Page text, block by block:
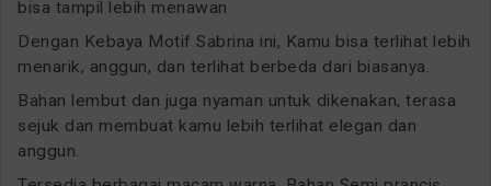
bisa tampil lebih menawan
Dengan Kebaya Motif Sabrina ini, Kamu bisa terlihat lebih
menarik, anggun, dan terlihat berbeda dari biasanya.
Bahan lembut dan juga nyaman untuk dikenakan, terasa
sejuk dan membuat kamu lebih terlihat elegan dan
anggun.